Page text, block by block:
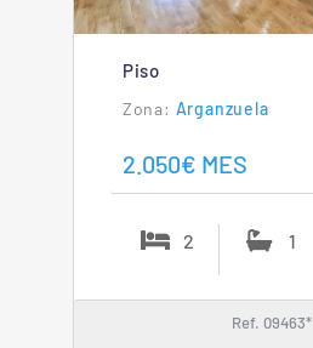
Piso
Arganzuela
2.050€ MES
2 1
Ref. 09463*